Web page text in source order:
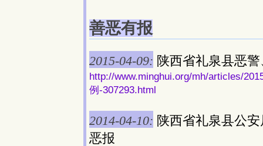
善恶有报
2015-04-09: 陕西省礼泉县恶
http://www.minghui.org/mh/articles/
例-307293.html
2014-04-10: 陕西省礼泉县公
恶报